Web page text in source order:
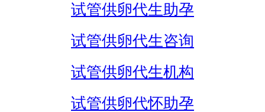
试管供卵代生助孕
试管供卵代生咨询
试管供卵代生机构
试管供卵代怀助孕